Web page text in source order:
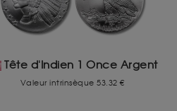
Tête d'Indien 1 Once Argent
Valeur intrinsèque 53.32 €